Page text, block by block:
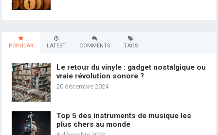
POPULAR LATEST COMMENTS TAGS
Le retour du vinyle : gadget nostalgique ou
vraie révolution sonore ?
20 décembre 2024
Top 5 des instruments de musique les
plus chers au monde